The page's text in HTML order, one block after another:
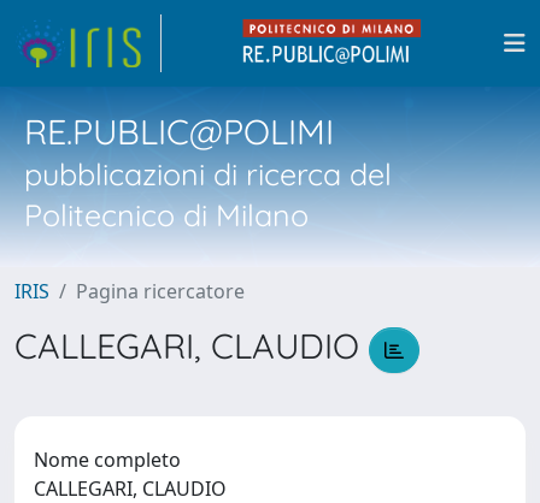
RE.PUBLIC@POLIMI
pubblicazioni di ricerca del
Politecnico di Milano
IRIS Pagina ricercatore
CALLEGARI, CLAUDIO
Nome completo
CALLEGARI, CLAUDIO